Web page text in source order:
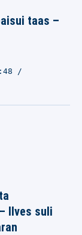
taas –
Ilves suli